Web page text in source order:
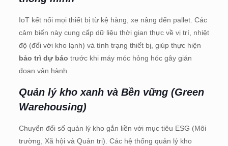
IoT kết nối mọi thiết bị từ kệ hàng, xe nâng đến pallet. Các
cảm biến này cung cấp dữ liệu thời gian thực về vị trí, nhiệt
độ (đối với kho lạnh) và tình trạng thiết bị, giúp thực hiện
bảo trì dự báo trước khi máy móc hỏng hóc gây gián
đoạn vận hành.
Quản lý kho xanh và Bền vững (Green
Warehousing)
Chuyển đổi số quản lý kho gắn liền với mục tiêu ESG (Môi
trường, Xã hội và Quản trị). Các hệ thống quản lý kho